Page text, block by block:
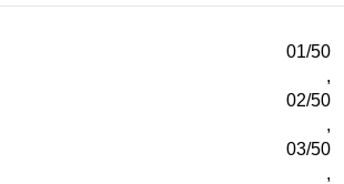
01/50
,
02/50
,
03/50
,